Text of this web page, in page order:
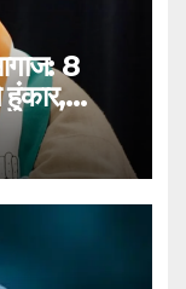
8